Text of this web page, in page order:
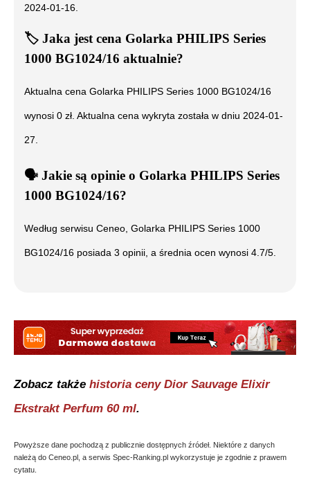
2024-01-16.
🏷️ Jaka jest cena Golarka PHILIPS Series
1000 BG1024/16 aktualnie?
Aktualna cena Golarka PHILIPS Series 1000 BG1024/16
wynosi 0 zł. Aktualna cena wykryta została w dniu 2024-01-
27
🗣️ ️ Jakie są opinie o Golarka PHILIPS Series
1000 BG1024/16?
Według serwisu Ceneo, Golarka PHILIPS Series 1000
BG1024/16 posiada 3 opinii, a średnia ocen wynosi 4.7/5.
Zobacz także historia ceny Dior Sauvage Elixir
Ekstrakt Perfum 60 ml.
Powyższe dane pochodzą z publicznie dostępnych źródeł. Niektóre z danych
należą do Ceneo.pl, a serwis Spec-Ranking.pl wykorzystuje je zgodnie z prawem
cytatu.